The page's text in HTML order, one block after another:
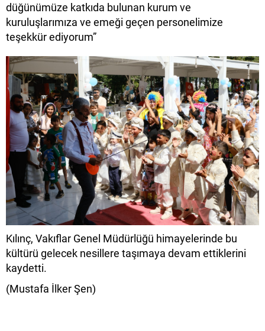
düğünümüze katkıda bulunan kurum ve
kuruluşlarımıza ve emeği geçen personelimize
teşekkür ediyorum”
Kılınç, Vakıflar Genel Müdürlüğü himayelerinde bu
kültürü gelecek nesillere taşımaya devam ettiklerini
kaydetti.
(Mustafa İlker Şen)